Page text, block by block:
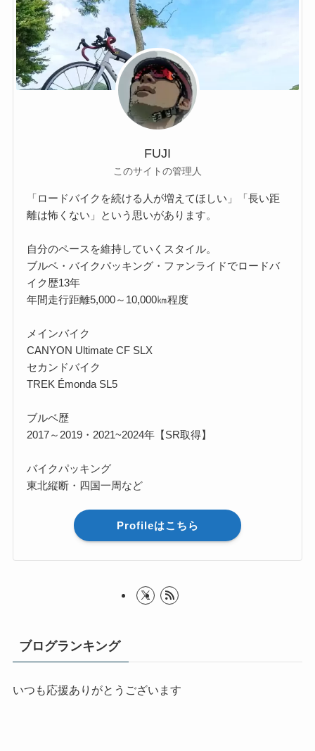
FUJI
このサイトの管理人
「ロードバイクを続ける人が増えてほしい」「長い距
離は怖くない」という思いがあります。
自分のペースを維持していくスタイル。
ブルベ・バイクパッキング・ファンライドでロードバ
イク歴13年
年間走行距離5,000～10,000㎞程度
メインバイク
CANYON Ultimate CF SLX
セカンドバイク
TREK Émonda SL5
ブルベ歴
2017～2019・2021~2024年【SR取得】
バイクパッキング
東北縦断・四国一周など
Profileはこちら
ブログランキング
いつも応援ありがとうございます